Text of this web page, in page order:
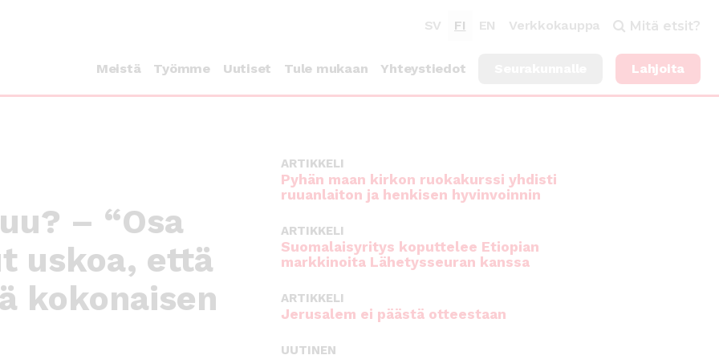
SV FI EN Verkkokauppa Mitä etsit?
Meistä Työmme Uutiset Tule mukaan Yhteystiedot Lahjoita
– “Osa
uskoa, että
kokonaisen
ARTIKKELI
Pyhän maan kirkon ruokakurssi yhdisti
ruuanlaiton ja henkisen hyvinvoinnin
ARTIKKELI
Suomalaisyritys koputtelee Etiopian
markkinoita Lähetysseuran kanssa
ARTIKKELI
Jerusalem ei päästä otteestaan
UUTINEN